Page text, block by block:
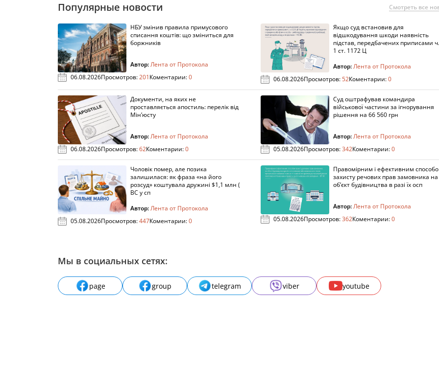
Популярные новости Смотреть все
НБУ змінив правила примусового
списання коштів: що зміниться для
боржників
Автор:Лента от Протокола
06.08.2026Просмотров:201Коментарии:0
Якщо суд встановив для
відшкодування шкоди наявність
підстав, передбачених приписами ч.
1 ст. 1172 Ц
Автор:Лента от Протокола
06.08.2026Просмотров:52Коментарии:0
Документи, на яких не
проставляється апостиль: перелік від
Мін’юсту
Автор:Лента от Протокола
06.08.2026Просмотров:62Коментарии:0
Суд оштрафував командира
військової частини за ігнорування
рішення на 66 560 грн
Автор:Лента от Протокола
05.08.2026Просмотров:342Коментарии:0
Чоловік помер, але позика
залишилася: як фраза «на його
розсуд» коштувала дружині $1,1 млн (
ВС у сп
Автор:Лента от Протокола
05.08.2026Просмотров:447Коментарии:0
Правомірним і ефективним
захисту речових прав замовника на
об’єкт будівництва в разі їх осп
Автор:Лента от Протокола
05.08.2026Просмотров:362Коментарии:0
Мы в социальных сетях:
page group telegram viber youtube